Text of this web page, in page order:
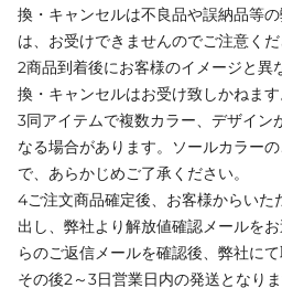
換・キャンセルは不良品や誤納品等
は、お受けできませんのでご注意くだ
2商品到着後にお客様のイメージと異
換・キャンセルはお受け致しかねます
3同アイテムで複数カラー、デザイン
なる場合があります。ソールカラー
で、あらかじめご了承ください。
4ご注文商品確定後、お客様からいた
出し、弊社より解放値確認メールを
らのご返信メールを確認後、弊社に
その後2～3日営業日内の発送となりま